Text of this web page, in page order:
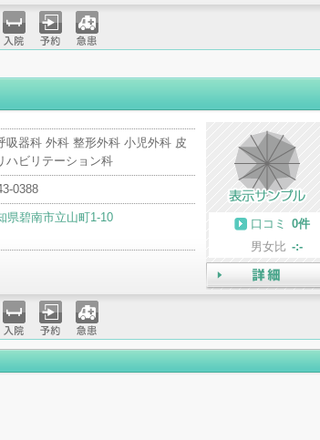
院 予約 急患
吸器科 外科 整形外科 小児外科 皮
ハビリテーション科
0388
県碧南市立山町1-10 口コミ
0件
男女比 -:-
詳細
院 予約 急患